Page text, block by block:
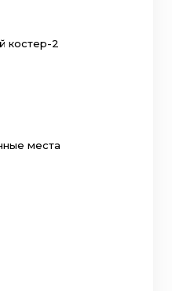
костер-2
места